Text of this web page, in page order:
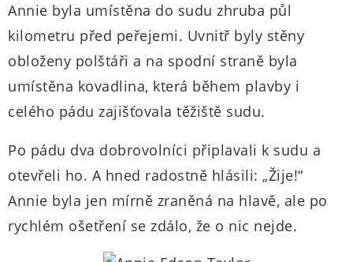
Annie byla umístěna do sudu zhruba půl
kilometru před peřejemi. Uvnitř byly stěny
obloženy polštáři a na spodní straně byla
umístěna kovadlina, která během plavby i
celého pádu zajišťovala těžiště sudu.
Po pádu dva dobrovolníci připlavali k sudu a
otevřeli ho. A hned radostně hlásili: „Žije!“
Annie byla jen mírně zraněná na hlavě, ale po
rychlém ošetření se zdálo, že o nic nejde.